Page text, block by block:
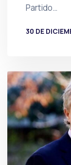
Partido…
30 DE